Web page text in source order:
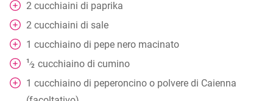
2 cucchiaini di paprika
2 cucchiaini di sale
1 cucchiaino di pepe nero macinato
1⁄2 cucchiaino di cumino
1 cucchiaino di peperoncino o polvere di Caienna